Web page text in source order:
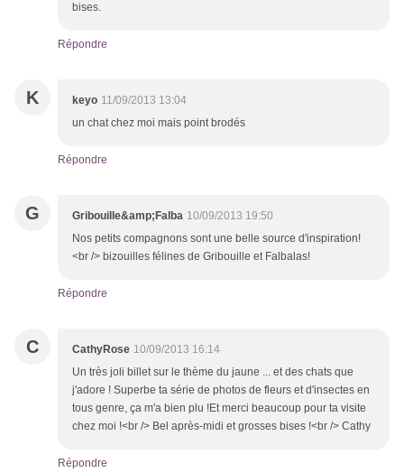
bises.
Répondre
K keyo 11/09/2013 13:04
un chat chez moi mais point brodés
Répondre
G Gribouille&amp;Falba 10/09/2013 19:50
Nos petits compagnons sont une belle source d'inspiration!
<br /> bizouilles félines de Gribouille et Falbalas!
Répondre
C CathyRose 10/09/2013 16:14
Un très joli billet sur le thème du jaune ... et des chats que
j'adore ! Superbe ta série de photos de fleurs et d'insectes en
tous genre, ça m'a bien plu !Et merci beaucoup pour ta visite
chez moi !<br /> Bel après-midi et grosses bises !<br /> Cathy
Répondre